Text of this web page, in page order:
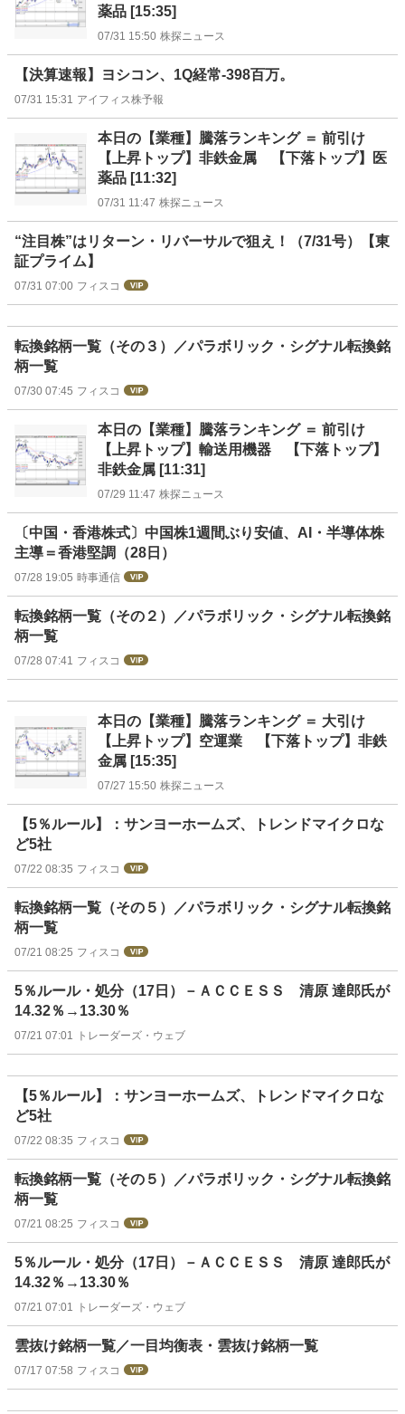
薬品 [15:35]
07/31 15:50 株探ニュース
【決算速報】ヨシコン、1Q経常-398百万。
07/31 15:31 アイフィス株予報
本日の【業種】騰落ランキング ＝ 前引け
【上昇トップ】非鉄金属 【下落トップ】医
薬品 [11:32]
07/31 11:47 株探ニュース
“注目株”はリターン・リバーサルで狙え！（7/31号）【東
証プライム】
07/31 07:00 フィスコ
転換銘柄一覧（その３）／パラボリック・シグナル転換銘
柄一覧
07/30 07:45 フィスコ
本日の【業種】騰落ランキング ＝ 前引け
【上昇トップ】輸送用機器 【下落トップ】
非鉄金属 [11:31]
07/29 11:47 株探ニュース
〔中国・香港株式〕中国株1週間ぶり安値、AI・半導体株
主導＝香港堅調（28日）
07/28 19:05 時事通信
転換銘柄一覧（その２）／パラボリック・シグナル転換銘
柄一覧
07/28 07:41 フィスコ
本日の【業種】騰落ランキング ＝ 大引け
【上昇トップ】空運業 【下落トップ】非鉄
金属 [15:35]
07/27 15:50 株探ニュース
【5％ルール】：サンヨーホームズ、トレンドマイクロな
ど5社
07/22 08:35 フィスコ
転換銘柄一覧（その５）／パラボリック・シグナル転換銘
柄一覧
07/21 08:25 フィスコ
5％ルール・処分（17日）－ＡＣＣＥＳＳ 清原 達郎氏が
14.32％→13.30％
07/21 07:01 トレーダーズ・ウェブ
【5％ルール】：サンヨーホームズ、トレンドマイクロな
ど5社
07/22 08:35 フィスコ
転換銘柄一覧（その５）／パラボリック・シグナル転換銘
柄一覧
07/21 08:25 フィスコ
5％ルール・処分（17日）－ＡＣＣＥＳＳ 清原 達郎氏が
14.32％→13.30％
07/21 07:01 トレーダーズ・ウェブ
雲抜け銘柄一覧／一目均衡表・雲抜け銘柄一覧
07/17 07:58 フィスコ